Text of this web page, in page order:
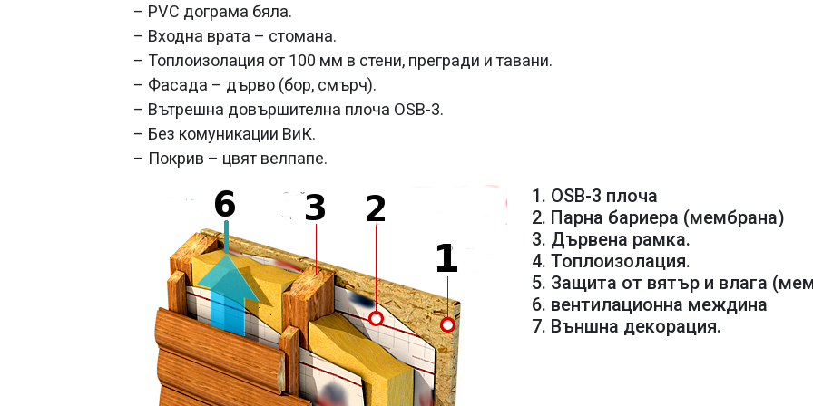
– PVC дограма бяла.
– Входна врата – стомана.
– Топлоизолация от 100 мм в стени, прегради и тавани.
– Фасада – дърво (бор, смърч).
– Вътрешна довършителна плоча OSB-3.
– Без комуникации ВиК.
– Покрив – цвят велпапе.
1. OSB-3 плоча
2. Парна бариера (мембрана)
3. Дървена рамка.
4. Топлоизолация.
5. Защита от вятър и влага
6. вентилационна междина
7. Външна декорация.